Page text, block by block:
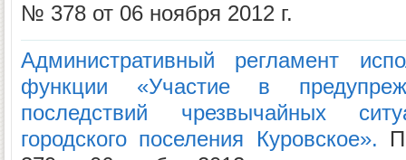
№ 378 от 06 ноября 2012 г.
Административный регламент
функции «Участие в
последствий чрезвычайных
городского поселения Куровское».